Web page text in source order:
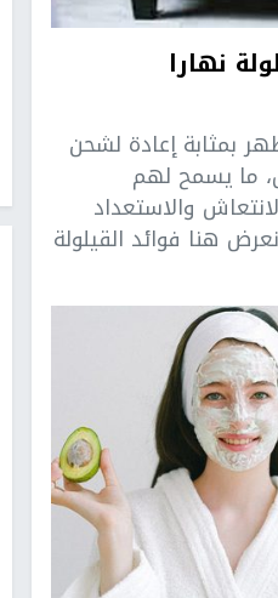
نهارا
بمثابة إعادة لشحن
ما يسمح لهم
والاستعداد
هنا فوائد القيلولة